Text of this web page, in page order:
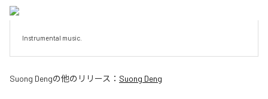
Instrumental music.
Suong Dengの他のリリース： Suong Deng